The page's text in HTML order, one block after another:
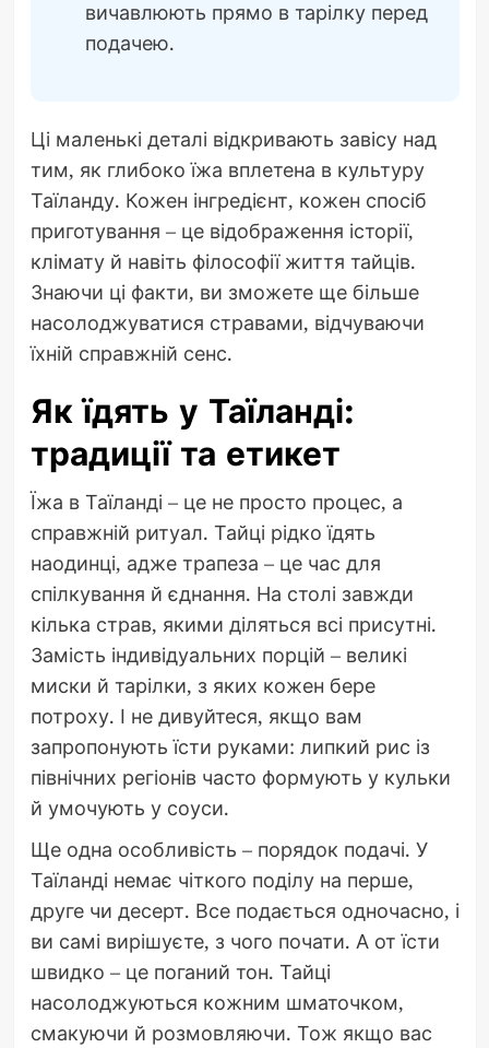
вичавлюють прямо в тарілку перед
подачею.
Ці маленькі деталі відкривають завісу над
тим, як глибоко їжа вплетена в культуру
Таїланду. Кожен інгредієнт, кожен спосіб
приготування – це відображення історії,
клімату й навіть філософії життя тайців.
Знаючи ці факти, ви зможете ще більше
насолоджуватися стравами, відчуваючи
їхній справжній сенс.
Як їдять у Таїланді:
традиції та етикет
Їжа в Таїланді – це не просто процес, а
справжній ритуал. Тайці рідко їдять
наодинці, адже трапеза – це час для
спілкування й єднання. На столі завжди
кілька страв, якими діляться всі присутні.
Замість індивідуальних порцій – великі
миски й тарілки, з яких кожен бере
потроху. І не дивуйтеся, якщо вам
запропонують їсти руками: липкий рис із
північних регіонів часто формують у кульки
й умочують у соуси.
Ще одна особливість – порядок подачі. У
Таїланді немає чіткого поділу на перше,
друге чи десерт. Все подається одночасно, і
ви самі вирішуєте, з чого почати. А от їсти
швидко – це поганий тон. Тайці
насолоджуються кожним шматочком,
смакуючи й розмовляючи. Тож якщо вас